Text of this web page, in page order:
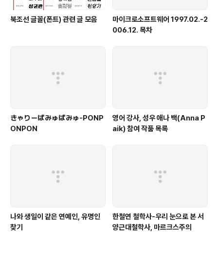
북조선 글꼴(폰트) 관련 글 모음
마이크로소프트웨어 1997.02.-2
006.12. 목차
きゃりーぱみゅぱみゅ-PONP
ONPON
영어 강사, 성우 애나 백(Anna P
aik) 참여 작품 목록
나와 생일이 같은 연예인, 유명인
찾기
한철연 철학사-우리 눈으로 본 서
양근대철학사, 마르크스주의